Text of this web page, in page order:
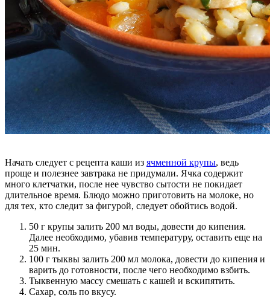
Начать следует с рецепта каши из ячменной крупы, ведь
проще и полезнее завтрака не придумали. Ячка содержит
много клетчатки, после нее чувство сытости не покидает
длительное время. Блюдо можно приготовить на молоке, но
для тех, кто следит за фигурой, следует обойтись водой.
50 г крупы залить 200 мл воды, довести до кипения.
Далее необходимо, убавив температуру, оставить еще на
25 мин.
100 г тыквы залить 200 мл молока, довести до кипения и
варить до готовности, после чего необходимо взбить.
Тыквенную массу смешать с кашей и вскипятить.
Сахар, соль по вкусу.